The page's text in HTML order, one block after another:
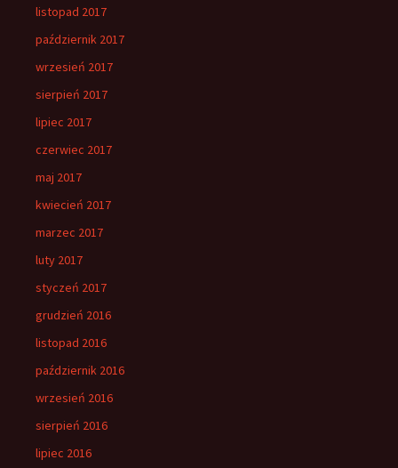
listopad 2017
październik 2017
wrzesień 2017
sierpień 2017
lipiec 2017
czerwiec 2017
maj 2017
kwiecień 2017
marzec 2017
luty 2017
styczeń 2017
grudzień 2016
listopad 2016
październik 2016
wrzesień 2016
sierpień 2016
lipiec 2016